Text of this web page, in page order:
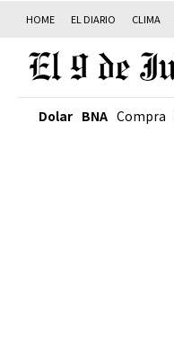
HOME EL DIARIO CLIMA
Dolar BNA Compra